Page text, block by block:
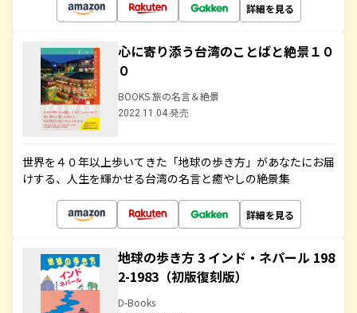
詳細を見る
心に寄り添う台湾のことばと絶景１０
０
BOOKS 旅の名言＆絶景
2022.11.04 発売
世界を４０年以上歩いてきた「地球の歩き方」があなたにお届
けする、人生を輝かせる台湾の名言と癒やしの絶景集
詳細を見る
地球の歩き方 3 インド・ネパール 198
2-1983（初版復刻版）
D-Books